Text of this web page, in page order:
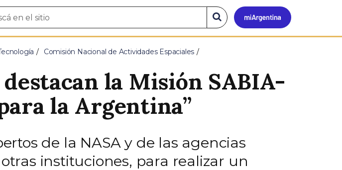
Mi
Buscar
en
el
Comisión Nacional de Actividades Espaciales
la Misión SABIA-
la Argentina”
de la NASA y de las agencias
instituciones, para realizar un